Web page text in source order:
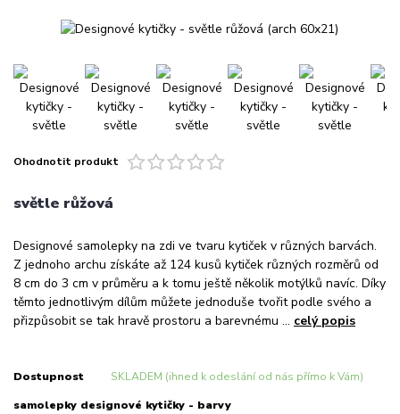
Ohodnotit produkt
světle růžová
Designové samolepky na zdi ve tvaru kytiček v různých barvách.
Z jednoho archu získáte až 124 kusů kytiček různých rozměrů od
8 cm do 3 cm v průměru a k tomu ještě několik motýlků navíc. Díky
těmto jednotlivým dílům můžete jednoduše tvořit podle svého a
přizpůsobit se tak hravě prostoru a barevnému ... celý popis
Dostupnost SKLADEM (ihned k odeslání od nás přímo k Vám)
samolepky designové kytičky - barvy